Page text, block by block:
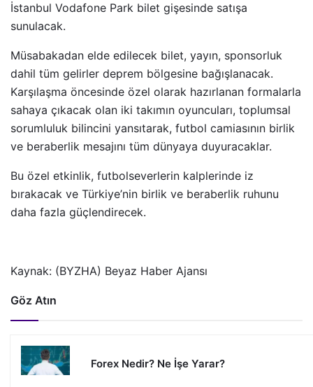
İstanbul Vodafone Park bilet gişesinde satışa
sunulacak.
Müsabakadan elde edilecek bilet, yayın, sponsorluk
dahil tüm gelirler deprem bölgesine bağışlanacak.
Karşılaşma öncesinde özel olarak hazırlanan formalarla
sahaya çıkacak olan iki takımın oyuncuları, toplumsal
sorumluluk bilincini yansıtarak, futbol camiasının birlik
ve beraberlik mesajını tüm dünyaya duyuracaklar.
Bu özel etkinlik, futbolseverlerin kalplerinde iz
bırakacak ve Türkiye’nin birlik ve beraberlik ruhunu
daha fazla güçlendirecek.
Kaynak: (BYZHA) Beyaz Haber Ajansı
Göz Atın
Forex Nedir? Ne İşe Yarar?